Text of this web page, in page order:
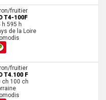
fruitier
T4-100F
h 595 h
de la Loire
fruitier
T4.100 F
ch 100 ch